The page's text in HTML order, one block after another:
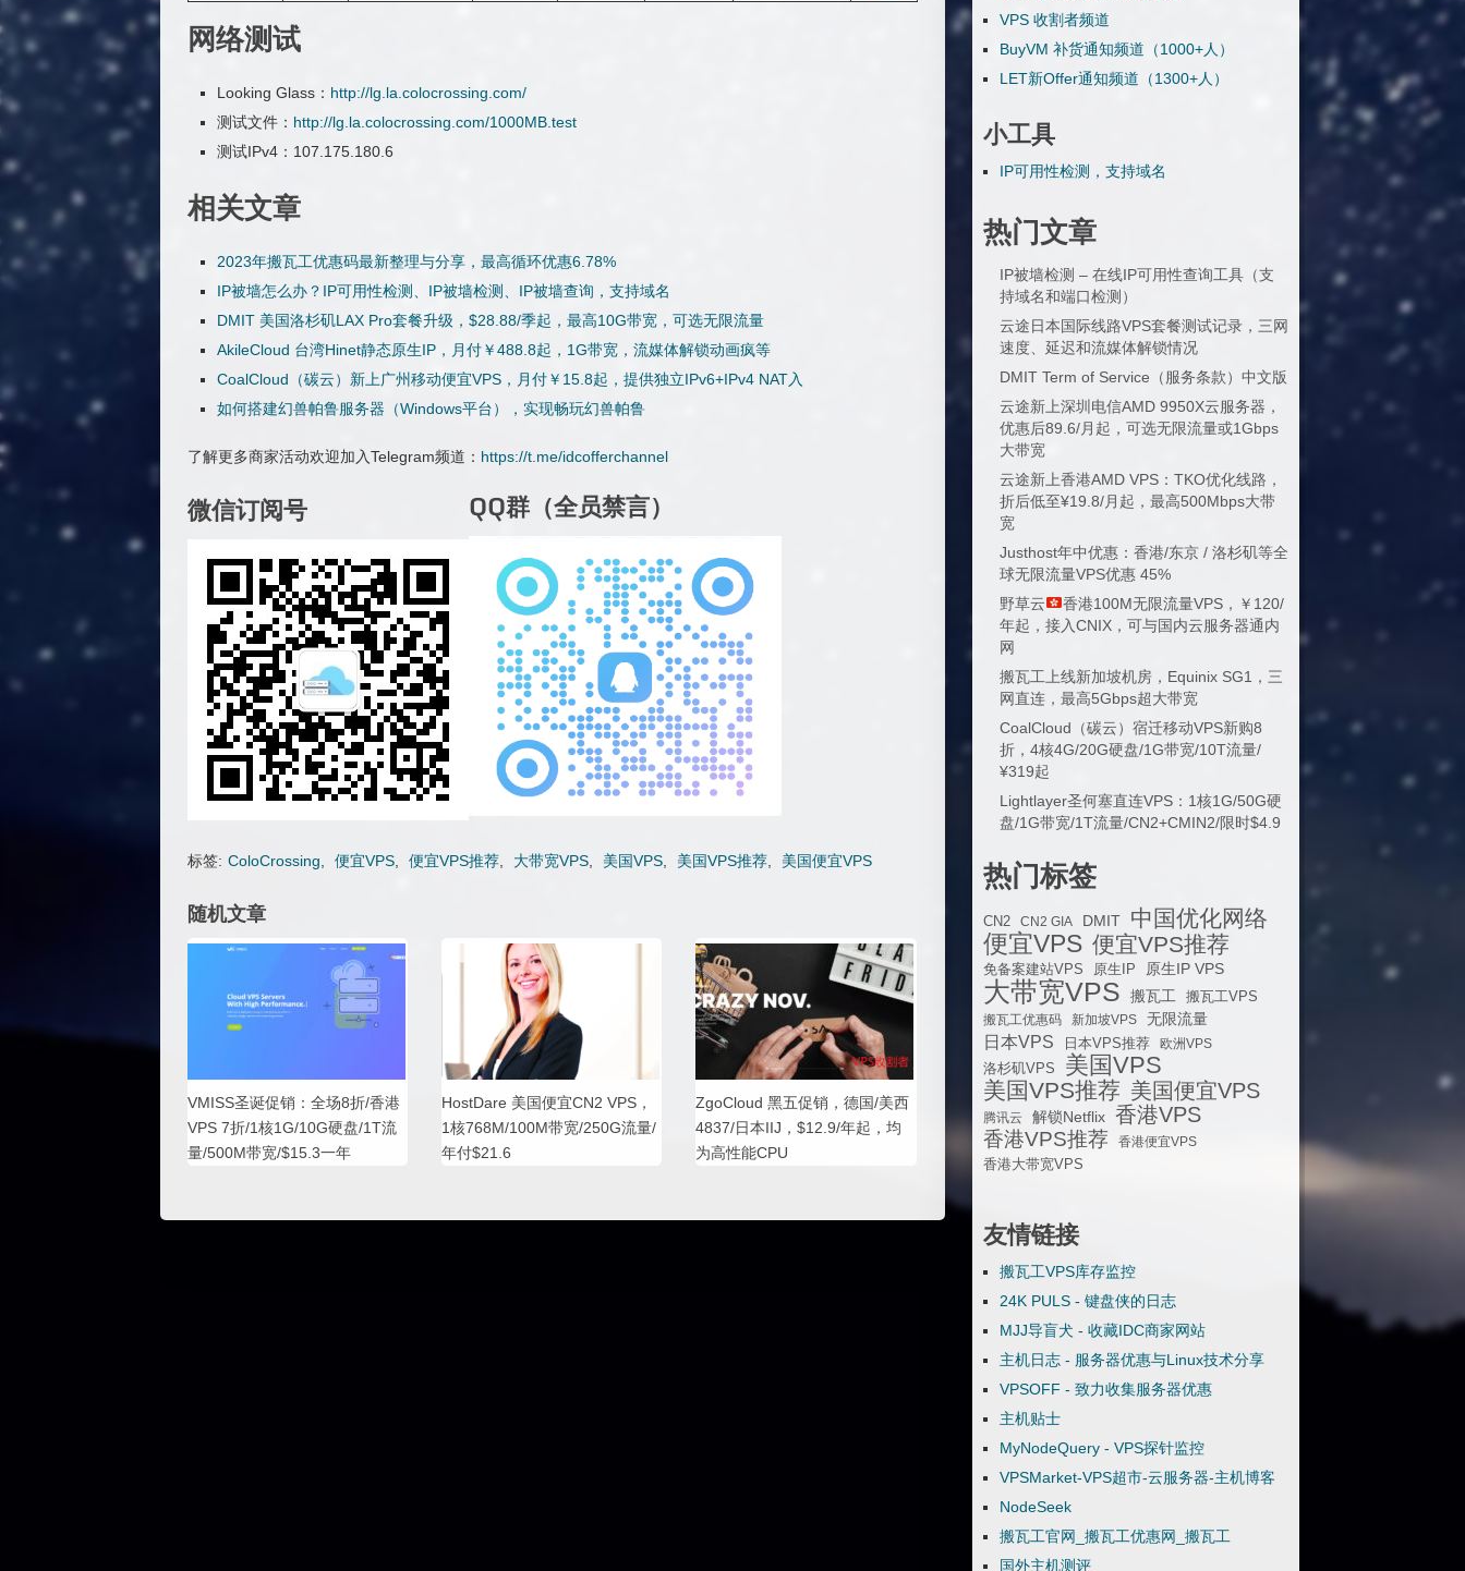
网络测试
Looking Glass： http://lg.la.colocrossing.com/
测试文件： http://lg.la.colocrossing.com/1000MB.test
测试IPv4：107.175.180.6
相关文章
2023年搬瓦工优惠码最新整理与分享，最高循环优惠6.78%
IP被墙怎么办？IP可用性检测、IP被墙检测、IP被墙查询，支持域名
DMIT 美国洛杉矶LAX Pro套餐升级，$28.88/季起，最高10G带宽，可选无限流量
AkileCloud 台湾Hinet静态原生IP，月付￥488.8起，1G带宽，流媒体解锁动画疯等
CoalCloud（碳云）新上广州移动便宜VPS，月付￥15.8起，提供独立IPv6+IPv4 NAT入
如何搭建幻兽帕鲁服务器（Windows平台），实现畅玩幻兽帕鲁
了解更多商家活动欢迎加入Telegram频道： https://t.me/idcofferchannel
微信订阅号 QQ群（全员禁言）
标签: ColoCrossing 便宜VPS 便宜VPS推荐 大带宽VPS 美国VPS 美国VPS推荐 美国便宜VPS
随机文章
VMISS圣诞促销：全场8折/香港
VPS 7折/1核1G/10G硬盘/1T流
量/500M带宽/$15.3一年
HostDare 美国便宜CN2 VPS，
1核768M/100M带宽/250G流量/
年付$21.6
ZgoCloud 黑五促销，德国/美西
4837/日本IIJ，$12.9/年起，均
为高性能CPU
VPS 收割者频道
BuyVM 补货通知频道（1000+人）
LET新Offer通知频道（1300+人）
小工具
IP可用性检测，支持域名
热门文章
IP被墙检测 – 在线IP可用性查询工具（支
持域名和端口检测）
云途日本国际线路VPS套餐测试记录，三网
速度、延迟和流媒体解锁情况
DMIT Term of Service（服务条款）中文版
云途新上深圳电信AMD 9950X云服务器，
优惠后89.6/月起，可选无限流量或1Gbps
大带宽
云途新上香港AMD VPS：TKO优化线路，
折后低至¥19.8/月起，最高500Mbps大带
宽
Justhost年中优惠：香港/东京 / 洛杉矶等全
球无限流量VPS优惠 45%
野草云
香港100M无限流量VPS，￥120/
年起，接入CNIX，可与国内云服务器通内
网
搬瓦工上线新加坡机房，Equinix SG1，三
网直连，最高5Gbps超大带宽
CoalCloud（碳云）宿迁移动VPS新购8
折，4核4G/20G硬盘/1G带宽/10T流量/
¥319起
Lightlayer圣何塞直连VPS：1核1G/50G硬
盘/1G带宽/1T流量/CN2+CMIN2/限时$4.9
热门标签
CN2 CN2 GIA DMIT 中国优化网络
便宜VPS 便宜VPS推荐
免备案建站VPS 原生IP 原生IP VPS
大带宽VPS 搬瓦工
搬瓦工VPS
搬瓦工优惠码
新加坡VPS 无限流量
日本VPS 日本VPS推荐
欧洲VPS
洛杉矶VPS
美国VPS
美国VPS推荐 美国便宜VPS
腾讯云 解锁Netflix 香港VPS
香港VPS推荐
香港便宜VPS
香港大带宽VPS
友情链接
搬瓦工VPS库存监控
24K PULS - 键盘侠的日志
MJJ导盲犬 - 收藏IDC商家网站
主机日志 - 服务器优惠与Linux技术分享
VPSOFF - 致力收集服务器优惠
主机贴士
MyNodeQuery - VPS探针监控
VPSMarket-VPS超市-云服务器-主机博客
NodeSeek
搬瓦工官网_搬瓦工优惠网_搬瓦工
国外主机测评